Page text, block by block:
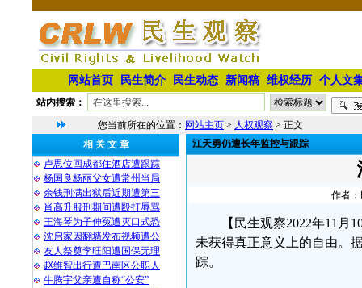
网站首页 民生简介 民生动态 新闻稿 维权经历 个人文
站内搜索：
您当前所在的位置： 网站主页 > 人权观察 > 正文
相 关 文 章
卢思位回成都住酒店遭跟踪
杨国良杨丽父女遭常州当局
余钱刑满出狱后近期遭第三
肖高升服刑期间遭殴打辱骂
王海琴为子伸冤遭灭口式恐
沈启家因翻墙发布视频遭公
友人祭奠李旺阳遭国保无理
赵维智出行遭巴南区公职人
牛腾宇父亲遭自称“公安”
江天勇仍遭长年监控与跟踪
作者：
【民生观察2022年11月
未获得真正意义上的自由。
踪。